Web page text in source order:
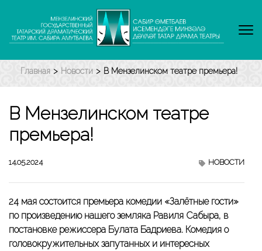
содержимому
Enter)
Главная > Новости > В Мензелинском театре премьера!
В Мензелинском театре
премьера!
14.05.2024 НОВОСТИ
24 мая состоится премьера комедии «Залётные гости»
по произведению нашего земляка Равиля Сабыра, в
постановке режиссера Булата Бадриева. Комедия о
головокружительных запутанных и интересных